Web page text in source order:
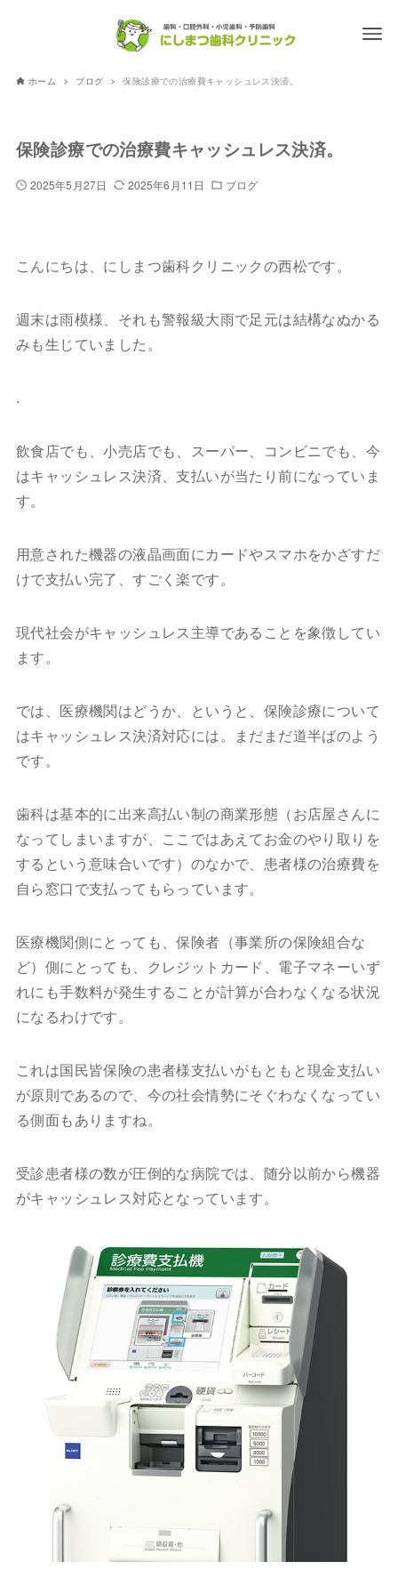
ホーム ブログ 保険診療での治療費キャッシュレス決済。
保険診療での治療費キャッシュレス決済。
2025年5月27日 2025年6月11日 ブログ
こんにちは、にしまつ歯科クリニックの西松です。
週末は雨模様、それも警報級大雨で足元は結構なぬかる
みも生じていました。
.
飲食店でも、小売店でも、スーパー、コンビニでも、今
はキャッシュレス決済、支払いが当たり前になっていま
す。
用意された機器の液晶画面にカードやスマホをかざすだ
けで支払い完了、すごく楽です。
現代社会がキャッシュレス主導であることを象徴してい
ます。
では、医療機関はどうか、というと、保険診療について
はキャッシュレス決済対応には。まだまだ道半ばのよう
です。
歯科は基本的に出来高払い制の商業形態（お店屋さんに
なってしまいますが、ここではあえてお金のやり取りを
するという意味合いです）のなかで、患者様の治療費を
自ら窓口で支払ってもらっています。
医療機関側にとっても、保険者（事業所の保険組合な
ど）側にとっても、クレジットカード、電子マネーいず
れにも手数料が発生することが計算が合わなくなる状況
になるわけです。
これは国民皆保険の患者様支払いがもともと現金支払い
が原則であるので、今の社会情勢にそぐわなくなってい
る側面もありますね。
受診患者様の数が圧倒的な病院では、随分以前から機器
がキャッシュレス対応となっています。